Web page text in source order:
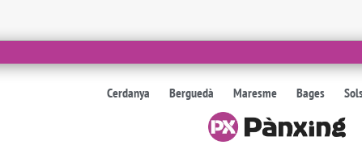
Cerdanya Berguedà Maresme Bages